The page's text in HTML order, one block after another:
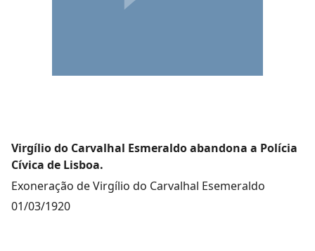
Virgílio do Carvalhal Esmeraldo abandona a Polícia
Cívica de Lisboa.
Exoneração de Virgílio do Carvalhal Esemeraldo
01/03/1920